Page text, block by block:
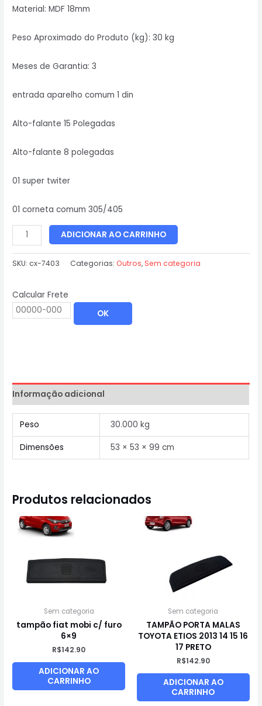
Material: MDF 18mm
Peso Aproximado do Produto (kg): 30 kg
Meses de Garantia: 3
entrada aparelho comum 1 din
Alto-falante 15 Polegadas
Alto-falante 8 polegadas
01 super twiter
01 corneta comum 305/405
ADICIONAR AO CARRINHO
SKU:cx-7403 Categorias:Outros, Sem categoria
Calcular Frete
OK
Informação adicional
Peso 30.000 kg
Dimensões 53 × 53 × 99 cm
Produtos relacionados
Sem categoria
tampão fiat mobi c/ furo
6×9
R$142.90
ADICIONAR AO
CARRINHO
Sem categoria
TAMPÃO PORTA MALAS
TOYOTA ETIOS 2013 14 15 16
17 PRETO
R$142.90
ADICIONAR AO
CARRINHO